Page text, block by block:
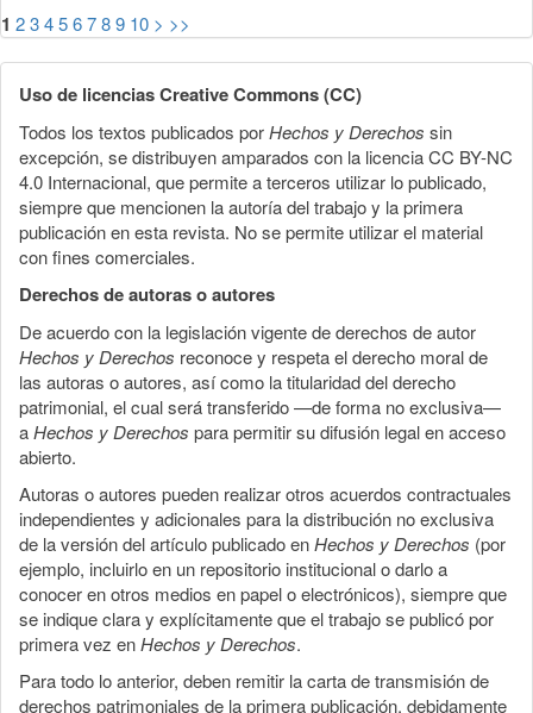
1 23456789 10 > >>
Uso de licencias Creative Commons (CC)
Todos los textos publicados porHechos y Derechos sin
excepción, se distribuyen amparados con la licencia CC BY-NC
4.0 Internacional, que permite a terceros utilizar lo publicado,
siempre que mencionen la autoría del trabajo y la primera
publicación en esta revista. No se permite utilizar el material
con fines comerciales.
Derechos de autoras o autores
De acuerdo con la legislación vigente de derechos de autor
Hechos y Derechos reconoce y respeta el derecho moral de
las autoras o autores, así como la titularidad del derecho
patrimonial, el cual será transferido —de forma no exclusiva—
aHechos y Derechos para permitir su difusión legal en acceso
abierto.
Autoras o autores pueden realizar otros acuerdos contractuales
independientes y adicionales para la distribución no exclusiva
de la versión del artículo publicado enHechos y Derechos (por
ejemplo, incluirlo en un repositorio institucional o darlo a
conocer en otros medios en papel o electrónicos), siempre que
se indique clara y explícitamente que el trabajo se publicó por
primera vez enHechos y Derechos.
Para todo lo anterior, deben remitir la carta de transmisión de
derechos patrimoniales de la primera publicación, debidamente